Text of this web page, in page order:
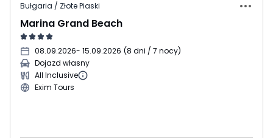
Bułgaria / Złote Piaski
Marina Grand Beach
08.09.2026- 15.09.2026 (8 dni / 7 nocy)
Dojazd własny
All Inclusive
Exim Tours